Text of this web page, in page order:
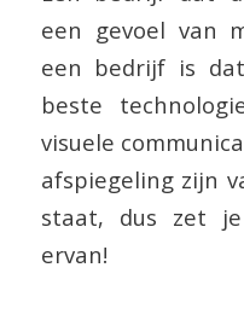
een gevoel van
een bedrijf is
beste
visuele
afspiegeling zijn
staat, dus zet
ervan!